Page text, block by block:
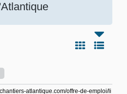
atlantique.com/offre-de-emploi/li